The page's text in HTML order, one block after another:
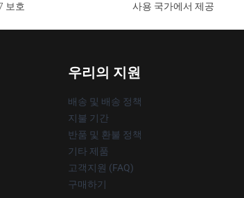
보호
사용 국가에서 제공
우리의 지원
배송 및 배송 정책
지불 기간
반품 및 환불 정책
기타 제품
고객지원 (FAQ)
구매하기